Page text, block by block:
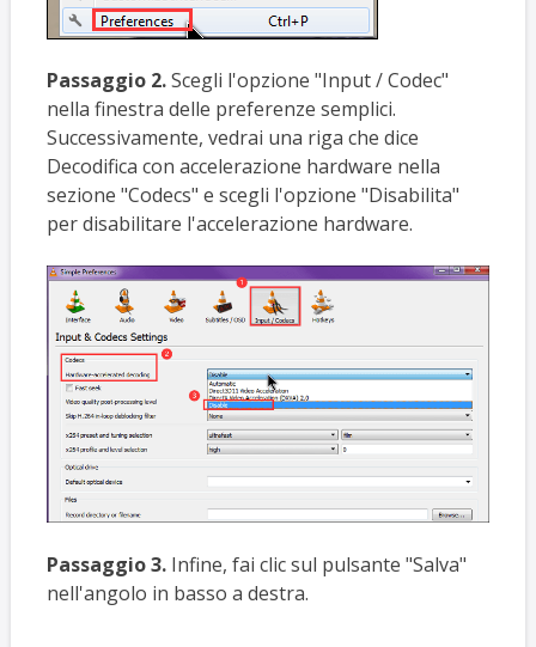
Passaggio 2.Scegli l'opzione "Input / Codec"
nella finestra delle preferenze semplici.
Successivamente, vedrai una riga che dice
Decodifica con accelerazione hardware nella
sezione "Codecs" e scegli l'opzione "Disabilita"
per disabilitare l'accelerazione hardware.
Passaggio 3.Infine, fai clic sul pulsante "Salva"
nell'angolo in basso a destra.